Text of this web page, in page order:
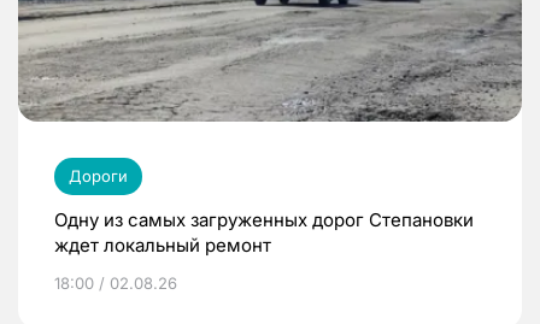
Дороги
Одну из самых загруженных дорог Степановки
ждет локальный ремонт
18:00 / 02.08.26